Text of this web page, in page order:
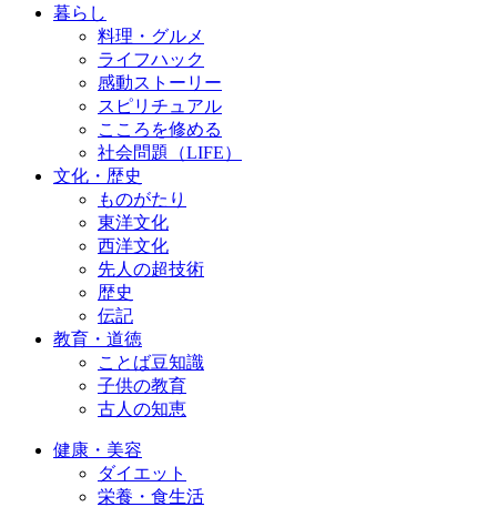
暮らし
料理・グルメ
ライフハック
感動ストーリー
スピリチュアル
こころを修める
社会問題（LIFE）
文化・歴史
ものがたり
東洋文化
西洋文化
先人の超技術
歴史
伝記
教育・道徳
ことば豆知識
子供の教育
古人の知恵
健康・美容
ダイエット
栄養・食生活